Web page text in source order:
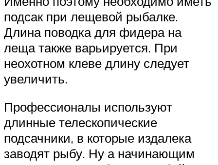
подсак при лещевой рыбалке.
Длина поводка для фидера на
леща также варьируется. При
неохотном клеве длину следует
увеличить.
Профессионалы используют
длинные телескопические
подсачники, в которые издалека
заводят рыбу. Ну а начинающим